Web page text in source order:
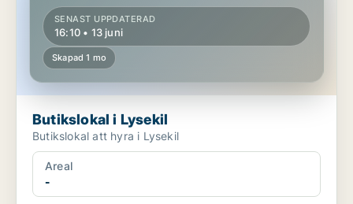
SENAST UPPDATERAD
16:10 • 13 juni
Skapad 1 mo
Butikslokal i Lysekil
Butikslokal att hyra i Lysekil
Areal
-